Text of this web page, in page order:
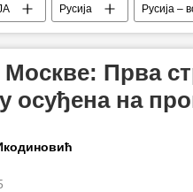
Русија Русија –
и мишљења Владимир
оружје
Прва
осуђена на